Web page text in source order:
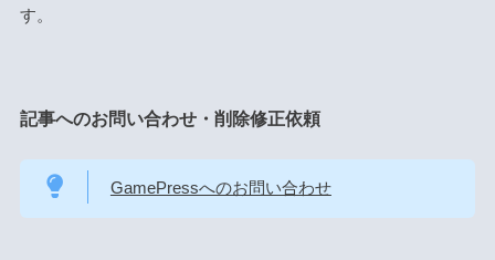
す。
記事へのお問い合わせ・削除修正依頼
GamePressへのお問い合わせ